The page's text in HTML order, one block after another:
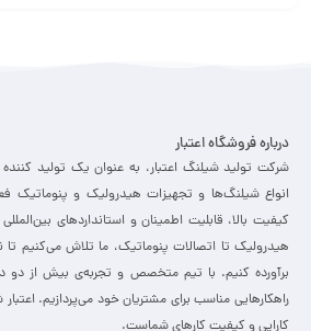
درباره فروشگاه اعتبار
شرکت تولید شیلنگ اعتبار، به عنوان یک تولید کننده
انواع شیلنگ‌ها و تجهیزات هیدرولیک و پنوماتیک
کیفیت بالا، قابلیت اطمینان و استانداردهای
هیدرولیک تا اتصالات پنوماتیک، ما تلاش می‌کنیم تا
برآورده کنیم. با تیم متخصص و تجربه‌ی بیش از دو
راهکارهایی مناسب برای مشتریان خود می‌پردازیم.
کارایی و کیفیت کارهای شماست.